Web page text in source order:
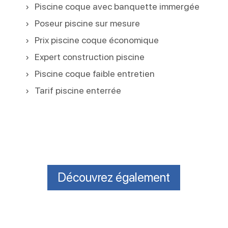
Piscine coque avec banquette immergée
Poseur piscine sur mesure
Prix piscine coque économique
Expert construction piscine
Piscine coque faible entretien
Tarif piscine enterrée
Découvrez également